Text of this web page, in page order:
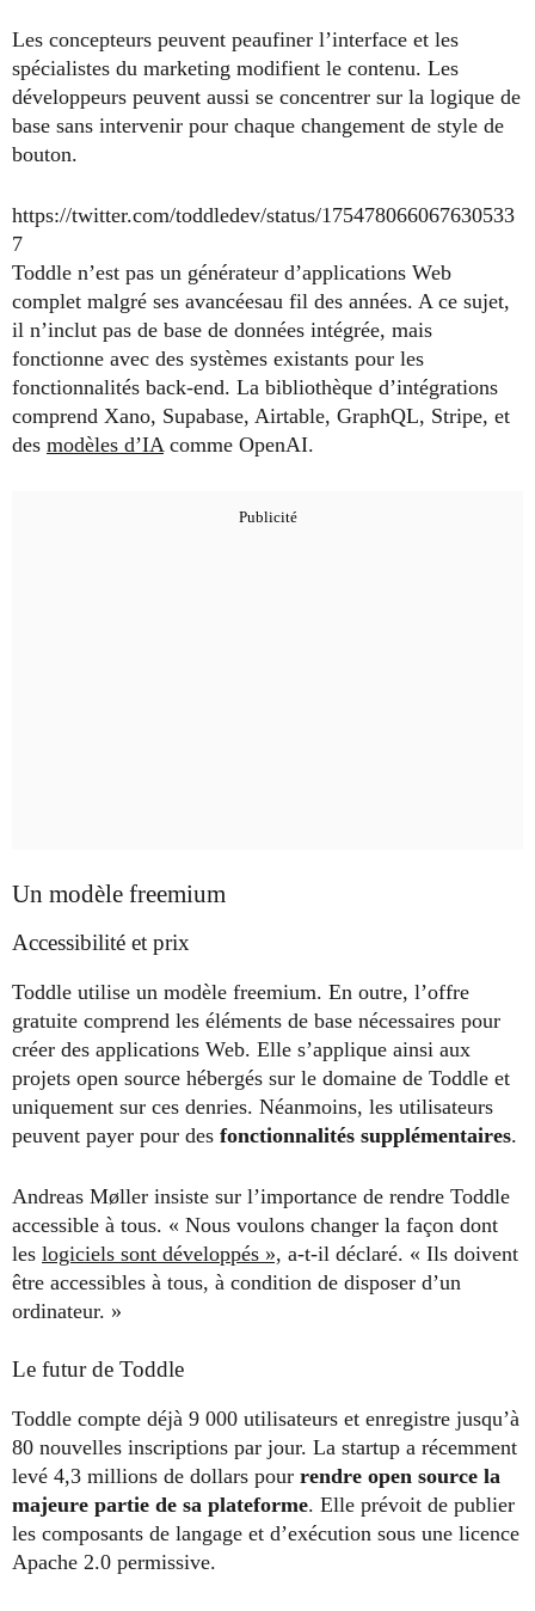
Les concepteurs peuvent peaufiner l’interface et les
spécialistes du marketing modifient le contenu. Les
développeurs peuvent aussi se concentrer sur la logique de
base sans intervenir pour chaque changement de style de
bouton.
https://twitter.com/toddledev/status/175478066067630533
7
Toddle n’est pas un générateur d’applications Web
complet malgré ses avancéesau fil des années. A ce sujet,
il n’inclut pas de base de données intégrée, mais
fonctionne avec des systèmes existants pour les
fonctionnalités back-end. La bibliothèque d’intégrations
comprend Xano, Supabase, Airtable, GraphQL, Stripe, et
des modèles d’IA comme OpenAI.
Un modèle freemium
Accessibilité et prix
Toddle utilise un modèle freemium. En outre, l’offre
gratuite comprend les éléments de base nécessaires pour
créer des applications Web. Elle s’applique ainsi aux
projets open source hébergés sur le domaine de Toddle et
uniquement sur ces denries. Néanmoins, les utilisateurs
peuvent payer pour des fonctionnalités supplémentaires.
Andreas Møller insiste sur l’importance de rendre Toddle
accessible à tous. « Nous voulons changer la façon dont
les logiciels sont développés », a-t-il déclaré. « Ils doivent
être accessibles à tous, à condition de disposer d’un
ordinateur. »
Le futur de Toddle
Toddle compte déjà 9 000 utilisateurs et enregistre jusqu’à
80 nouvelles inscriptions par jour. La startup a récemment
levé 4,3 millions de dollars pour rendre open source la
majeure partie de sa plateforme. Elle prévoit de publier
les composants de langage et d’exécution sous une licence
Apache 2.0 permissive.